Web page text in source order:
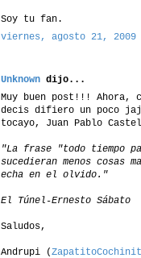
Soy tu fan.
viernes, agosto 21, 2009
Unknown dijo...
Muy buen post!!! Ahora,
decis difiero un poco
tocayo, Juan Pablo
"La frase "todo tiempo
sucedieran menos cosas
echa en el olvido."
El Túnel-Ernesto Sábato
Saludos,
Andrupi (